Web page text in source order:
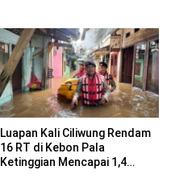
Luapan Kali Ciliwung Rendam
16 RT di Kebon Pala
Ketinggian Mencapai 1,4